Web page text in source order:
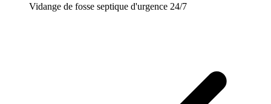
Vidange de fosse septique d'urgence 24/7